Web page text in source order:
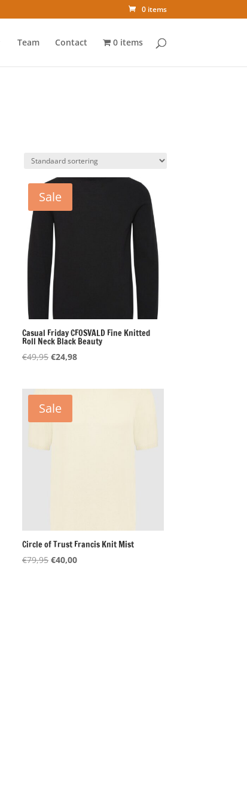
0 items
Team Contact 0 items
Sale
Casual Friday CFOSVALD Fine Knitted
Roll Neck Black Beauty
€49,95 Oorspronkelijke
€49,95.
€24,98Huidige
Sale
Circle of Trust Francis Knit Mist
€79,95 Oorspronkelijke
€40,00Huidige